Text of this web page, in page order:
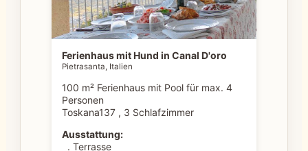
Ferienhaus mit Hund in Canal D'oro
Pietrasanta, Italien
100 m² Ferienhaus mit Pool für max. 4
Personen
Toskana137 , 3 Schlafzimmer
Ausstattung:
. Terrasse